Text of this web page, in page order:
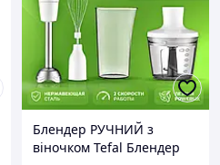
Блендер РУЧНИЙ з
віночком Tefal Блендер